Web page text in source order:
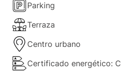
Parking
Terraza
Centro urbano
Certificado energético: C